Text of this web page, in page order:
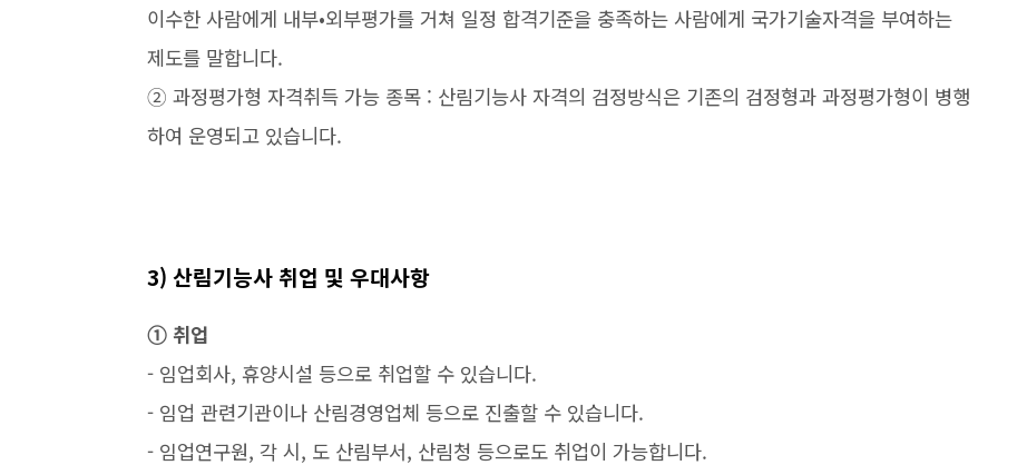
이수한 사람에게 내부•외부평가를 거쳐 일정 합격기준을 충족하는 사람에게 국가기술자격을 부여하는
제도를 말합니다.
➁ 과정평가형 자격취득 가능 종목 : 산림기능사 자격의 검정방식은 기존의 검정형과 과정평가형이 병행
하여 운영되고 있습니다.
3) 산림기능사 취업 및 우대사항
➀ 취업
- 임업회사, 휴양시설 등으로 취업할 수 있습니다.
- 임업 관련기관이나 산림경영업체 등으로 진출할 수 있습니다.
- 임업연구원, 각 시, 도 산림부서, 산림청 등으로도 취업이 가능합니다.